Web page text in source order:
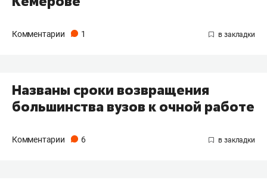
Комментарии 1
Названы сроки возвращения
большинства вузов к очной работе
Комментарии 6